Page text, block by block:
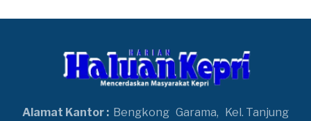
Alamat Kantor : Bengkong Garama, Kel. Tanjung